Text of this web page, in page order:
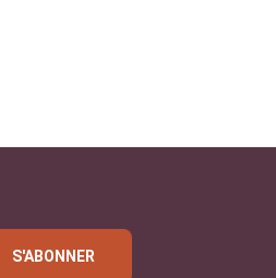
S'ABONNER